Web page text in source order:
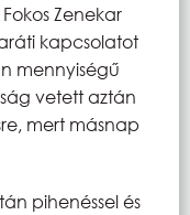
Zenekar
kapcsolatot
mennyiségű
vetett aztán
mert másnap
pihenéssel és